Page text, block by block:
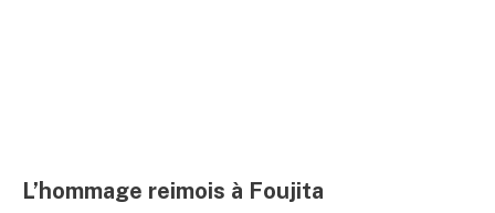
L’hommage reimois à Foujita